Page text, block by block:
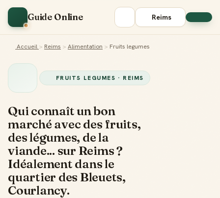
Guide Online Reims
Accueil > Reims > Alimentation > Fruits legumes
FRUITS LEGUMES · REIMS
Qui connaît un bon
marché avec des fruits,
des légumes, de la
viande... sur Reims ?
Idéalement dans le
quartier des Bleuets,
Courlancy.